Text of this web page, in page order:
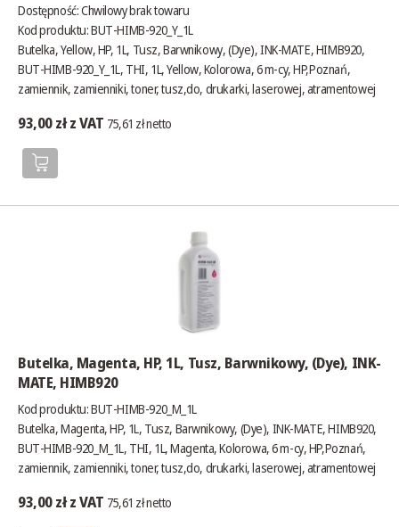
Dostępność:Chwilowy brak towaru
Kod produktu: BUT-HIMB-920_Y_1L
Butelka, Yellow, HP, 1L, Tusz, Barwnikowy, (Dye), INK-MATE, HIMB920,
BUT-HIMB-920_Y_1L, THI, 1L, Yellow, Kolorowa, 6 m-cy, HP,Poznań,
zamiennik, zamienniki, toner, tusz,do, drukarki, laserowej, atramentowej
93,00 zł z VAT 75,61 zł netto
Butelka, Magenta, HP, 1L, Tusz, Barwnikowy, (Dye), INK-
MATE, HIMB920
Kod produktu: BUT-HIMB-920_M_1L
Butelka, Magenta, HP, 1L, Tusz, Barwnikowy, (Dye), INK-MATE, HIMB920,
BUT-HIMB-920_M_1L, THI, 1L, Magenta, Kolorowa, 6 m-cy, HP,Poznań,
zamiennik, zamienniki, toner, tusz,do, drukarki, laserowej, atramentowej
93,00 zł z VAT 75,61 zł netto